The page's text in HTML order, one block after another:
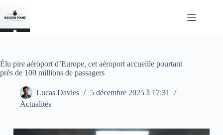
contenu
Élu pire aéroport d’Europe, cet aéroport accueille pourtant
près de 100 millions de passagers
Lucas Davies
5 décembre 2025 à 17:31
Actualités